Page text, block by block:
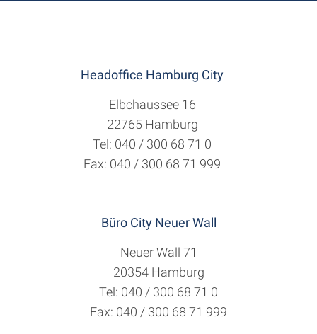
Headoffice Hamburg City
Elbchaussee 16
22765 Hamburg
Tel: 040 / 300 68 71 0
Fax: 040 / 300 68 71 999
Büro City Neuer Wall
Neuer Wall 71
20354 Hamburg
Tel: 040 / 300 68 71 0
Fax: 040 / 300 68 71 999